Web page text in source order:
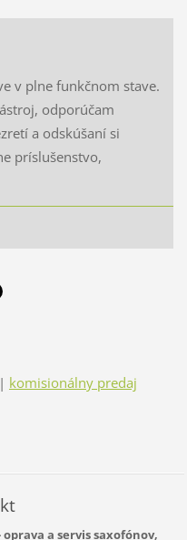
v plne funkčnom stave.
odporúčam
a odskúšaní si
príslušenstvo,
| komisionálny predaj
a servis saxofónov,